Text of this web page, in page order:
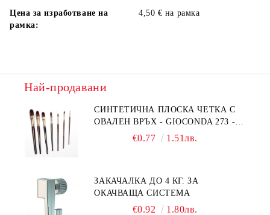
Цена за изработване на
рамка:
4,50 € на рамка
Най-продавани
СИНТЕТИЧНА ПЛОСКА ЧЕТКА С
ОВАЛЕН ВРЪХ - GIOCONDA 273 -
€0.77 1.51лв.
ЗАКАЧАЛКА ДО 4 КГ. ЗА
ОКАЧВАЩА СИСТЕМА
€0.92 1.80лв.